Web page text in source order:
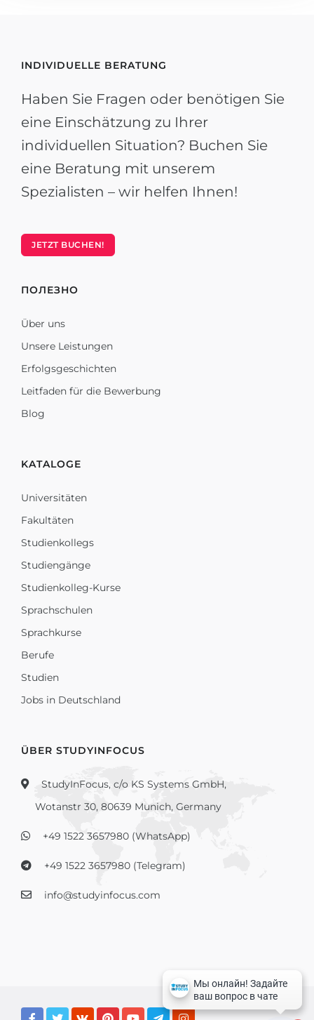
INDIVIDUELLE BERATUNG
Haben Sie Fragen oder benötigen Sie
eine Einschätzung zu Ihrer
individuellen Situation? Buchen Sie
eine Beratung mit unserem
Spezialisten – wir helfen Ihnen!
JETZT BUCHEN!
ПОЛЕЗНО
Über uns
Unsere Leistungen
Erfolgsgeschichten
Leitfaden für die Bewerbung
Blog
KATALOGE
Universitäten
Fakultäten
Studienkollegs
Studiengänge
Studienkolleg-Kurse
Sprachschulen
Sprachkurse
Berufe
Studien
Jobs in Deutschland
ÜBER STUDYINFOCUS
StudyInFocus, c/o KS Systems GmbH,
Wotanstr 30, 80639 Munich, Germany
+49 1522 3657980 (WhatsApp)
+49 1522 3657980 (Telegram)
info@studyinfocus.com